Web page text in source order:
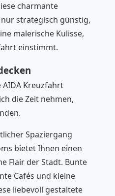
charmante
strategisch günstig,
malerische Kulisse,
einstimmt.
AIDA Kreuzfahrt
die Zeit nehmen,
Spaziergang
bietet Ihnen einen
Flair der Stadt. Bunte
Cafés und kleine
liebevoll gestaltete